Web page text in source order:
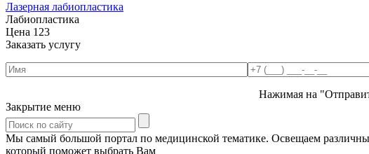
Лазерная лабиопластика
Лабиопластика
Цена 123
Заказать услугу
Нажимая на
Закрытие меню
Мы самый большой портал по медицинской тематике. Освещаем
который поможет выбрать Вам